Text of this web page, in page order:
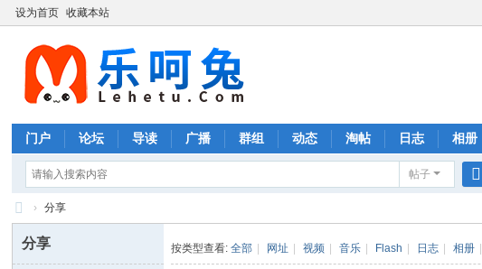
设为首页 收藏本站
门户 论坛 导读 广播 群组 动态 淘帖 日志 相册
帖子
索
摄
影
› 分享
分享 按类型查看:全部 网址 视频 音乐 Flash 日志 相册